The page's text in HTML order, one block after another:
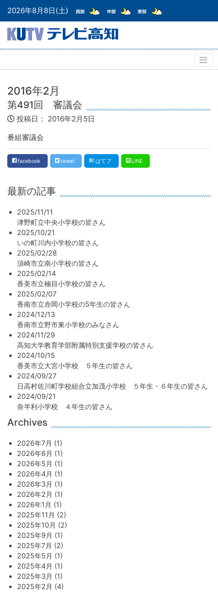
2026年8月8日(土)
2016年2月
第491回 審議会
投稿日： 2016年2月5日
番組審議会
facebook tweet はてブ LINE
最新の記事
2025/11/11
津野町立中央小学校の皆さん
2025/10/21
いの町川内小学校の皆さん
2025/02/28
須崎市立南小学校の皆さん
2025/02/14
香美市立楠目小学校の皆さん
2025/02/07
香南市立赤岡小学校の5年生の皆さん
2024/12/13
香南市立野市東小学校のみなさん
2024/11/29
高知大学教育学部附属特別支援学校の皆さん
2024/10/15
香美市立大宮小学校 ５年生の皆さん
2024/09/27
日高村佐川町学校組合立加茂小学校 ５年生・６年生の皆さん
2024/09/21
奈半利小学校 ４年生の皆さん
Archives
2026年7月 (1)
2026年6月 (1)
2026年5月 (1)
2026年4月 (1)
2026年3月 (1)
2026年2月 (1)
2026年1月 (1)
2025年11月 (2)
2025年10月 (2)
2025年9月 (1)
2025年7月 (2)
2025年5月 (1)
2025年4月 (1)
2025年3月 (1)
2025年2月 (4)